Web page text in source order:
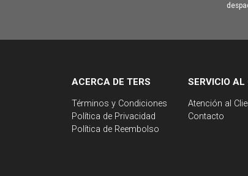
ACERCA DE TERS
Términos y Condiciones
Política de Privacidad
Política de Reembolso
SERVICIO AL
Atención al
Contacto